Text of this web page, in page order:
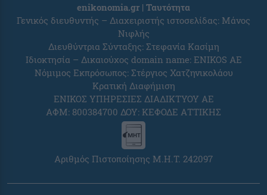
enikonomia.gr | Ταυτότητα
Γενικός διευθυντής – Διαχειριστής ιστοσελίδας: Μάνος
Νιφλής
Διευθύντρια Σύνταξης: Στεφανία Κασίμη
Ιδιοκτησία – Δικαιούχος domain name: ENIKOS AE
Νόμιμος Εκπρόσωπος: Στέργιος Χατζηνικολάου
Κρατική Διαφήμιση
ΕΝΙΚΟΣ ΥΠΗΡΕΣΙΕΣ ΔΙΑΔΙΚΤΥΟΥ ΑΕ
ΑΦΜ: 800384700 ΔΟΥ: ΚΕΦΟΔΕ ΑΤΤΙΚΗΣ
Αριθμός Πιστοποίησης Μ.Η.Τ. 242097